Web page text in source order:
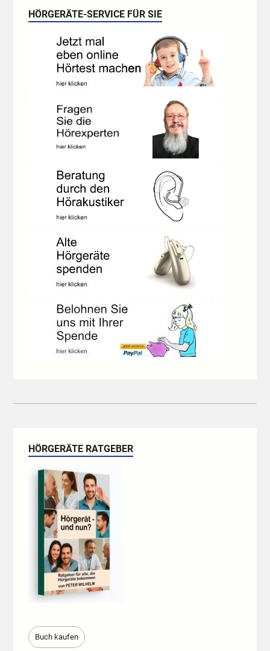
HÖRGERÄTE-SERVICE FÜR SIE
HÖRGERÄTE RATGEBER
Buch kaufen